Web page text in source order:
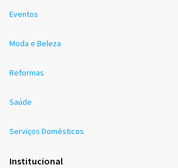
Eventos
Moda e Beleza
Reformas
Saúde
Serviços Domésticos
Institucional